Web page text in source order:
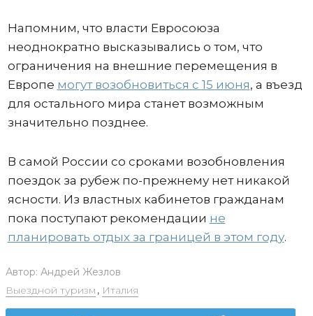
Напомним, что власти Евросоюза
неоднократно высказывались о том, что
ограничения на внешние перемещения в
Европе могут возобновиться с 15 июня, а въезд
для остального мира станет возможным
значительно позднее.
В самой России со сроками возобновления
поездок за рубеж по-прежнему нет никакой
ясности. Из властных кабинетов гражданам
пока поступают рекомендации не
планировать отдых за границей в этом году.
Автор: Андрей Жезлов
Выездной туризм , Италия